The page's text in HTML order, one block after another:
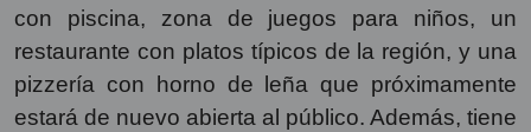
con piscina, zona de juegos para niños, un
restaurante con platos típicos de la región, y una
pizzería con horno de leña que próximamente
estará de nuevo abierta al público. Además, tiene